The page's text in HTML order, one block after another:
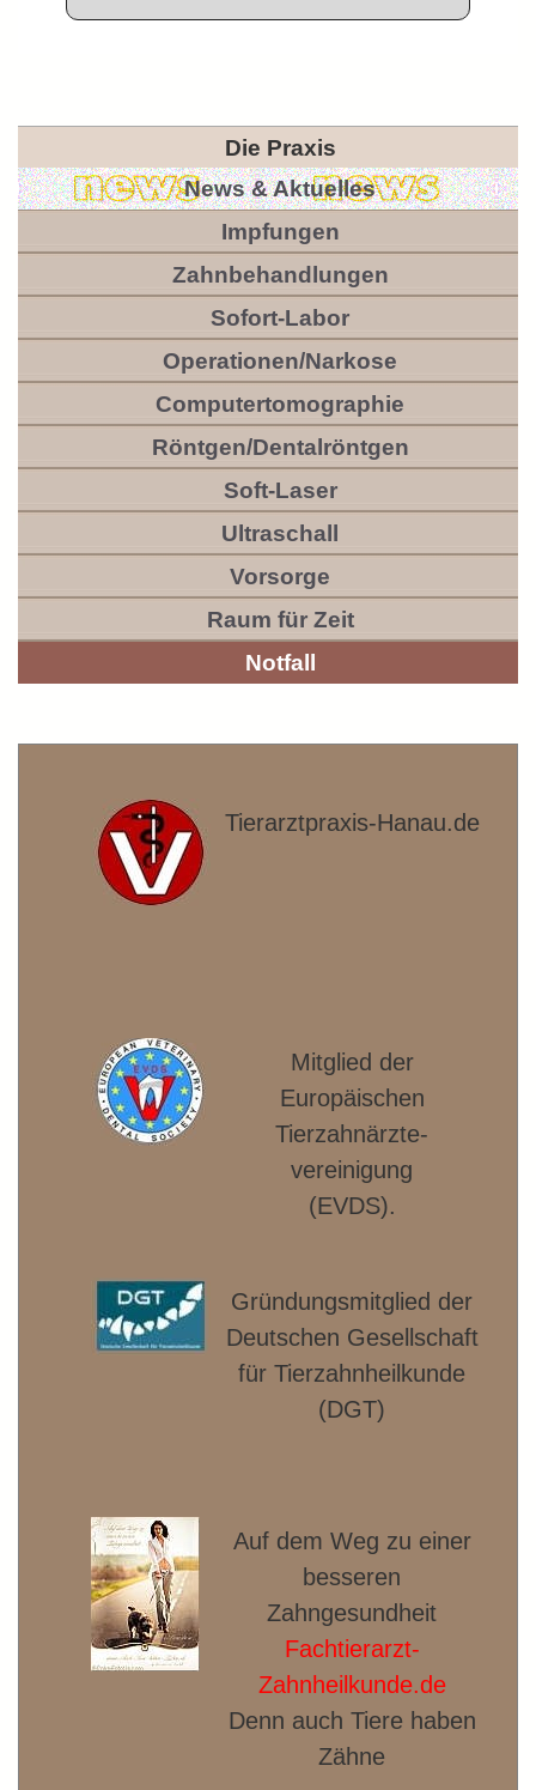
Die Praxis
News & Aktuelles
Impfungen
Zahnbehandlungen
Sofort-Labor
Operationen/Narkose
Computertomographie
Röntgen/Dentalröntgen
Soft-Laser
Ultraschall
Vorsorge
Raum für Zeit
Notfall
Tierarztpraxis-Hanau.de
Mitglied der
Europäischen
Tierzahnärzte­
vereinigung
(EVDS).
Gründungsmitglied der
Deut­schen Gesellschaft
für Tierzahnheilkunde
(DGT)
Auf dem Weg zu einer
besseren
Zahngesundheit
Fachtierarzt-
Zahnheilkunde.de
Denn auch Tiere haben
Zähne